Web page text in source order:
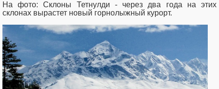
На фото: Склоны Тетнулди - через два года на этих
склонах вырастет новый горнолыжный курорт.